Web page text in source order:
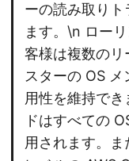
ーの読み取りト
ます。\n ロー
客様は複数のリ
スターの OS
用性を維持で
ドはすべての
用されます。